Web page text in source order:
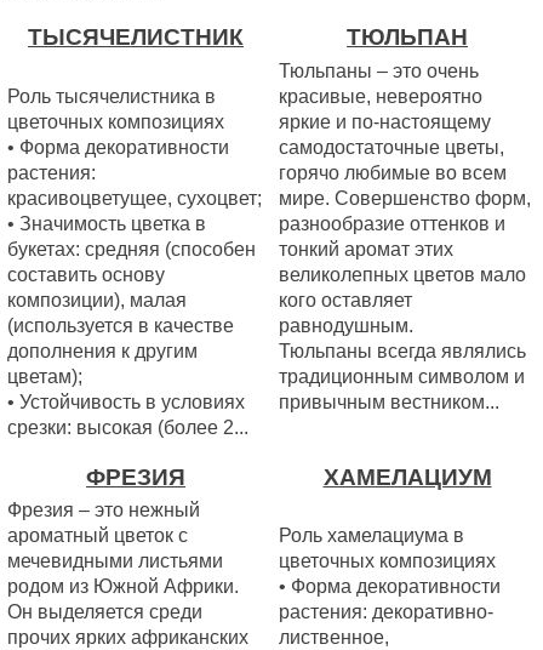
ТЫСЯЧЕЛИСТНИК
Роль тысячелистника в
цветочных композициях
• Форма декоративности
растения:
красивоцветущее, сухоцвет;
• Значимость цветка в
букетах: средняя (способен
составить основу
композиции), малая
(используется в качестве
дополнения к другим
цветам);
• Устойчивость в условиях
срезки: высокая (более 2...
ТЮЛЬПАН
Тюльпаны – это очень
красивые, невероятно
яркие и по-настоящему
самодостаточные цветы,
горячо любимые во всем
мире. Совершенство форм,
разнообразие оттенков и
тонкий аромат этих
великолепных цветов мало
кого оставляет
равнодушным.
Тюльпаны всегда являлись
традиционным символом и
привычным вестником...
ФРЕЗИЯ
Фрезия – это нежный
ароматный цветок с
мечевидными листьями
родом из Южной Африки.
Он выделяется среди
прочих ярких африканских
ХАМЕЛАЦИУМ
Роль хамелациума в
цветочных композициях
• Форма декоративности
растения: декоративно-
лиственное,